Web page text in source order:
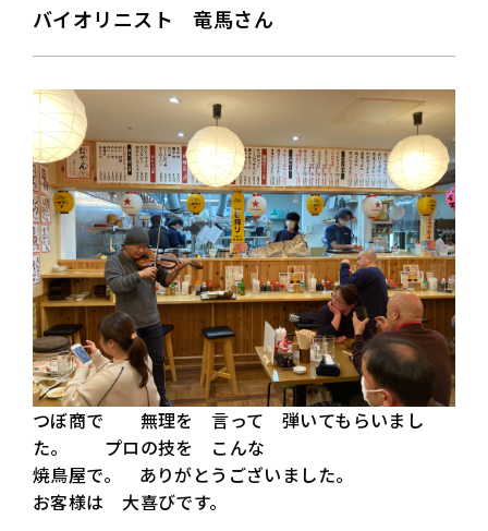
バイオリニスト 竜馬さん
つぼ商で 無理を 言って 弾いてもらいまし
た。 プロの技を こんな
焼鳥屋で。 ありがとうございました。
お客様は 大喜びです。